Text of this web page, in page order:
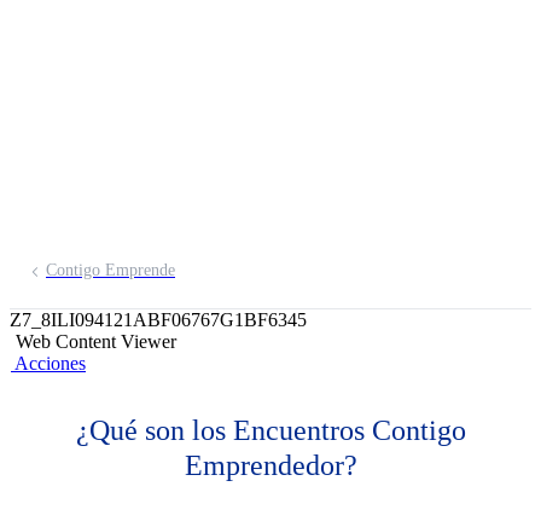
Contigo Emprende
Z7_8ILI094121ABF06767G1BF6345
Web Content Viewer
Acciones
¿Qué son los Encuentros Contigo
Emprendedor?